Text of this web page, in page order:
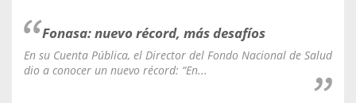
Fonasa: nuevo récord, más desafíos
En su Cuenta Pública, el Director del Fondo Nacional de Salud
dio a conocer un nuevo récord: “En...